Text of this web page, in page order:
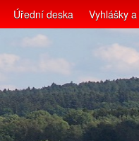
Úřední deska Vyhlášky